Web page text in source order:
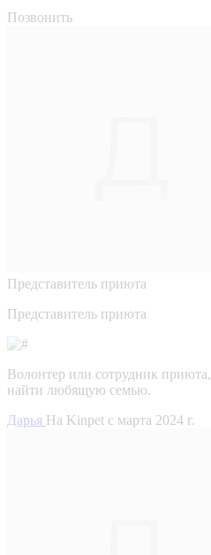
Позвонить
Представитель приюта
Представитель приюта
Волонтер или сотрудник
найти любящую семью.
Дарья На Kinpet c марта 2024 г.